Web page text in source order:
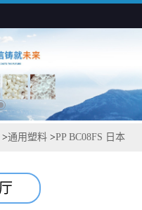
>通用塑料 >PP BC08FS 日本